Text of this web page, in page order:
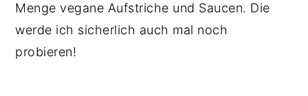
Menge vegane Aufstriche und Saucen. Die
werde ich sicherlich auch mal noch
probieren!